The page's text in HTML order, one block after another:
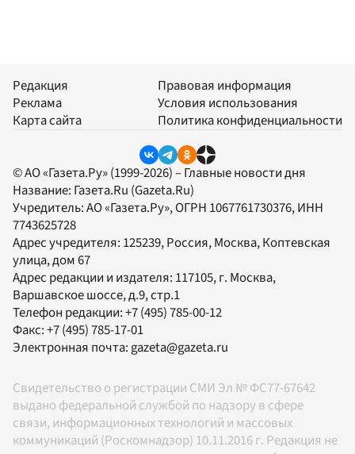
Редакция
Реклама
Карта сайта
Правовая информация
Условия использования
Политика конфиденциальности
© АО «Газета.Ру» (1999-2026) – Главные новости дня
Название: Газета.Ru (Gazeta.Ru)
Учредитель:АО «Газета.Ру», ОГРН 1067761730376, ИНН
7743625728
Адрес учредителя: 125239, Россия, Москва, Коптевская
улица, дом 67
Адрес редакции и издателя: 117105, г. Москва,
Варшавское шоссе, д.9, стр.1
Телефон редакции:+7 (495) 785-00-12
Факс:+7 (495) 785-17-01
Электронная почта:gazeta@gazeta.ru
Свидетельство о регистрации СМИ Эл № ФС77-67642
выдано федеральной службой по надзору в сфере
связи, информационных технологий и массовых
коммуникаций (Роскомнадзор) 10.11.2016 г. Редакция не